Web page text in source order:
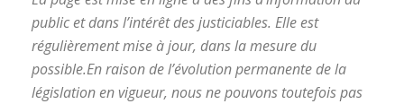
public et dans l’intérêt des justiciables. Elle est
régulièrement mise à jour, dans la mesure du
possible.En raison de l’évolution permanente de la
législation en vigueur, nous ne pouvons toutefois pas